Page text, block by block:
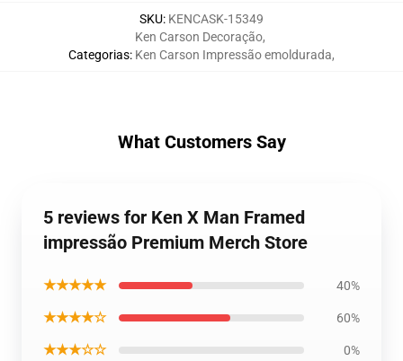
SKU: KENCASK-15349
Categorias:
Ken Carson Decoração,
Ken Carson Impressão emoldurada,
What Customers Say
5 reviews for Ken X Man Framed
impressão Premium Merch Store
★★★★★ 40%
★★★★☆ 60%
★★★☆☆ 0%